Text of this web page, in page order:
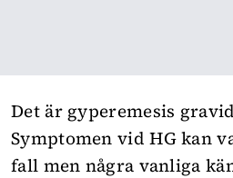
Det är gyperemesis
Symptomen vid HG kan
fall men några vanliga